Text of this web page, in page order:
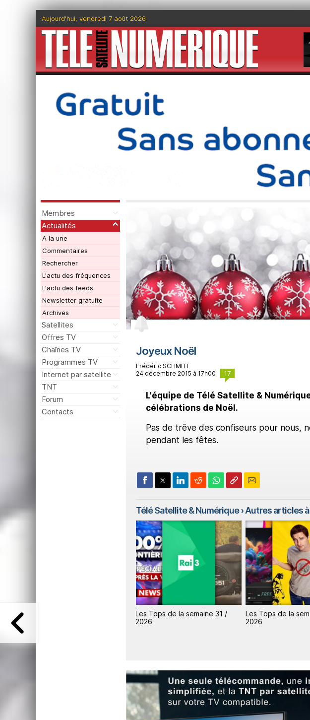
Aujourd'hui, vendredi 7 août 2026
Membres
Actualités
A la une
Commentaires
Rechercher
L'actu des fréquences
L'actu des feeds
Newsletter gratuite
Archives
Satellites
Offres TV
Chaînes TV
Programmes TV
Internet par satellite
TNT
Forum
Contacts
Joyeux Noël
Frédéric SCHMITT
24 décembre 2015 à 17h00
17
L'équipe de Télé Satellite &
célébrations de Noël.
Pas de trêve des confiseurs pour nous,
pendant les fêtes.
Télé Satellite & Numérique› Autres articles
Les Tops de la semaine 30 /
2026
Les Tops de la
2026